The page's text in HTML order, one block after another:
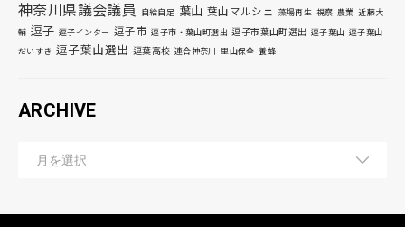
神奈川県議会議員 自給自足 葉山 葉山マルシェ 藻場再生 視察 農業 近藤大
輔 逗子 逗子インター 逗子市 逗子市・葉山町選出 逗子市葉山町選出 逗子葉山 逗子葉山
だいすき 逗子葉山選出 逗葉高校 連合神奈川 里山保全 養蜂
ARCHIVE